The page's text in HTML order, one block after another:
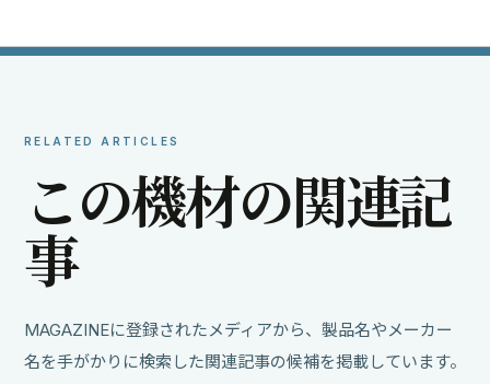
RELATED ARTICLES
この機材の関連記
事
MAGAZINEに登録されたメディアから、製品名やメーカー
名を手がかりに検索した関連記事の候補を掲載しています。